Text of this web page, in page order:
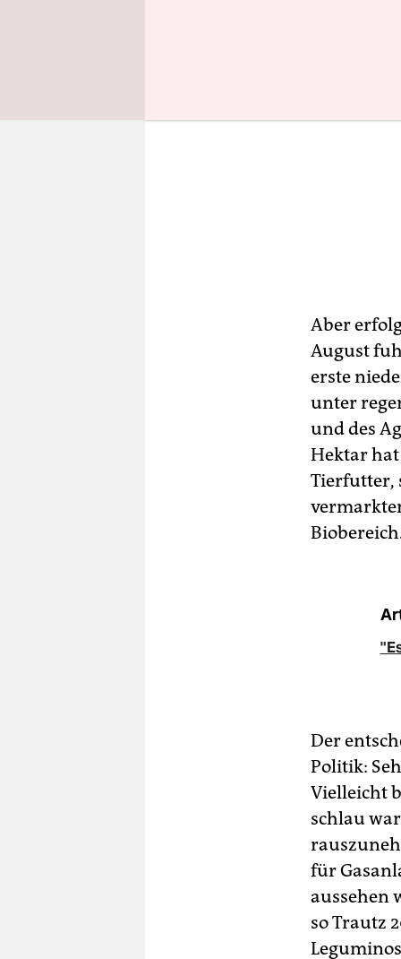
Aber
August
erste
unter
und des
Hektar hat
Tierfutter,
Der
Politik:
Vielleicht
schlau
für
aussehen
so Trautz